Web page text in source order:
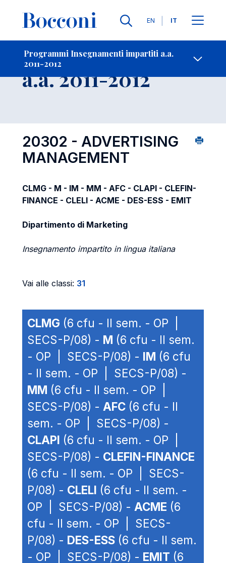
Lingue
EN IT
Programmi Insegnamenti impartiti a.a.
2011-2012
-
Insegnamento
a.a. 2011-2012
20302 - ADVERTISING
MANAGEMENT
CLMG - M - IM - MM - AFC - CLAPI - CLEFIN-
FINANCE - CLELI - ACME - DES-ESS - EMIT
Dipartimento di Marketing
Insegnamento impartito in lingua italiana
Vai alle classi: 31
CLMG (6 cfu - II sem. - OP |
SECS-P/08) - M (6 cfu - II sem.
- OP | SECS-P/08) - IM (6 cfu
- II sem. - OP | SECS-P/08) -
MM (6 cfu - II sem. - OP |
SECS-P/08) - AFC (6 cfu - II
sem. - OP | SECS-P/08) -
CLAPI (6 cfu - II sem. - OP |
SECS-P/08) - CLEFIN-FINANCE
(6 cfu - II sem. - OP | SECS-
P/08) - CLELI (6 cfu - II sem. -
OP | SECS-P/08) - ACME (6
cfu - II sem. - OP | SECS-
P/08) - DES-ESS (6 cfu - II sem.
- OP | SECS-P/08) - EMIT (6